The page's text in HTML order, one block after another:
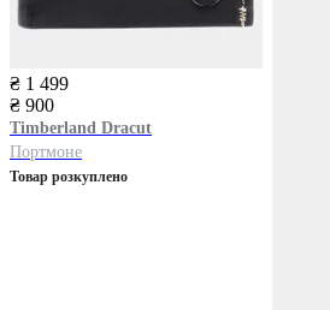
₴ 1 499
₴ 900
Timberland Dracut
Портмоне
Товар розкуплено